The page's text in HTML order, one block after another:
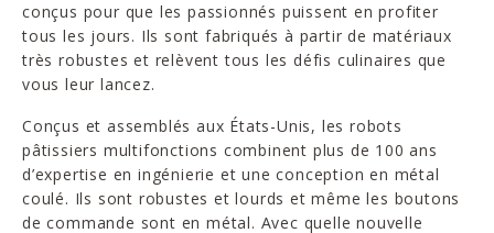
conçus pour que les passionnés puissent en profiter
tous les jours. Ils sont fabriqués à partir de matériaux
très robustes et relèvent tous les défis culinaires que
vous leur lancez.
Conçus et assemblés aux États-Unis, les robots
pâtissiers multifonctions combinent plus de 100 ans
d’expertise en ingénierie et une conception en métal
coulé. Ils sont robustes et lourds et même les boutons
de commande sont en métal. Avec quelle nouvelle